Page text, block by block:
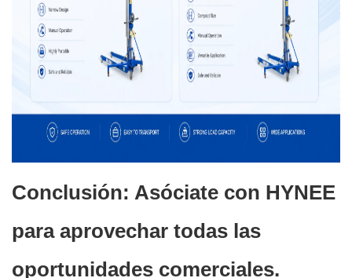
Conclusión: Asóciate con HYNEE
para aprovechar todas las
oportunidades comerciales.